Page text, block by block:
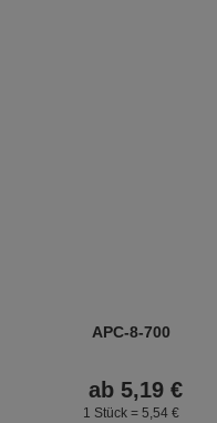
APC-8-700
ab 5,19 €
1 Stück = 5, 54 €